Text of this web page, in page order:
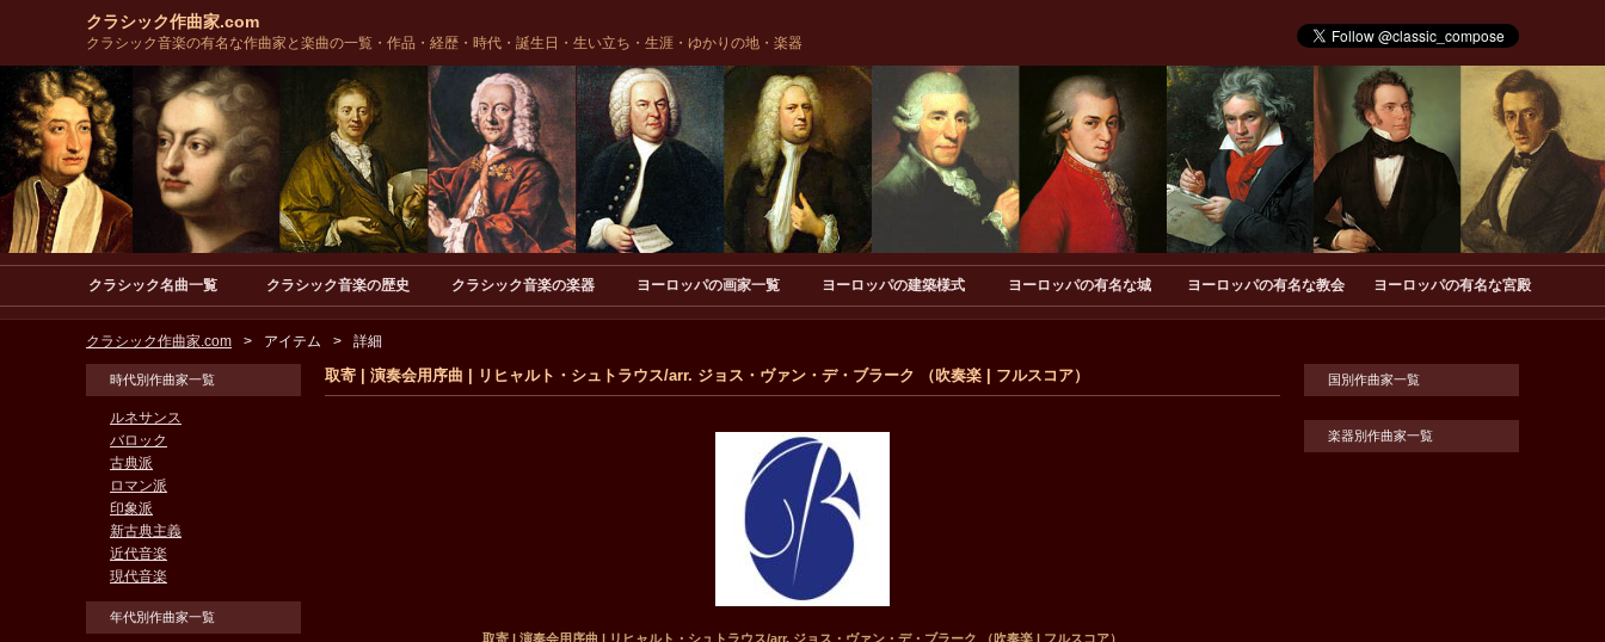
クラシック作曲家.com
クラシック音楽の有名な作曲家と楽曲の一覧・作品・経歴・時代・誕生日・生い立ち・生涯・ゆかりの地・楽器
クラシック名曲一覧 クラシック音楽の歴史 クラシック音楽の楽器 ヨーロッパの画家一覧 ヨーロッパの建築様式 ヨーロッパの有名な城 ヨーロッパの有名な教会 ヨーロッパの有名な宮殿
クラシック作曲家.com アイテム 詳細
取寄 | 演奏会用序曲 | リヒャルト・シュトラウス/arr. ジョス・ヴァン・デ・ブラーク （吹奏楽 | フルスコア）
取寄 | 演奏会用序曲 | リヒャルト・シュトラウス/arr. ジョス・ヴァン・デ・ブラーク （吹奏楽 | フルスコア）
時代別作曲家一覧
ルネサンス
バロック
古典派
ロマン派
印象派
新古典主義
近代音楽
現代音楽
年代別作曲家一覧
国別作曲家一覧
楽器別作曲家一覧